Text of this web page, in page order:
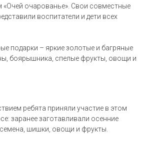
«Очей очарованье». Свои совместные
воспитатели и дети всех
подарки – яркие золотые и багряные
боярышника, спелые фрукты, овощи и
ребята приняли участие в этом
заранее заготавливали осенние
шишки, овощи и фрукты.